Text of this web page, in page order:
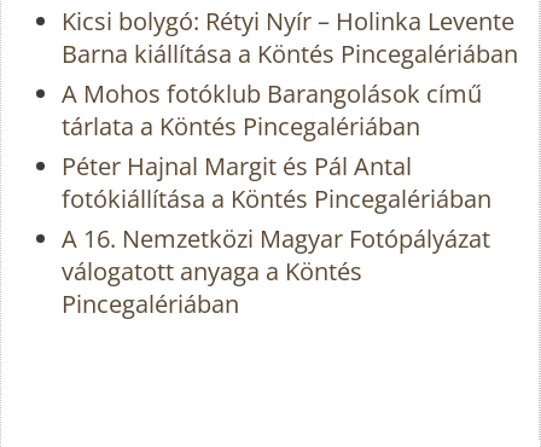
Kicsi bolygó: Rétyi Nyír – Holinka Levente
Barna kiállítása a Köntés Pincegalériában
A Mohos fotóklub Barangolások című
tárlata a Köntés Pincegalériában
Péter Hajnal Margit és Pál Antal
fotókiállítása a Köntés Pincegalériában
A 16. Nemzetközi Magyar Fotópályázat
válogatott anyaga a Köntés
Pincegalériában